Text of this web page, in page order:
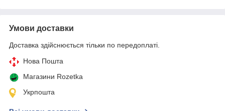
Умови доставки
Доставка здійснюється тільки по передоплаті.
Нова Пошта
Магазини Rozetka
Укрпошта